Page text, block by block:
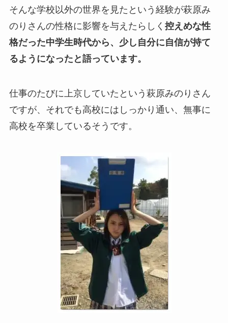
そんな学校以外の世界を見たという経験が萩原み
のりさんの性格に影響を与えたらしく 控えめな性
格だった中学生時代から、少し自分に自信が持て
るようになったと語っています。
仕事のたびに上京していたという萩原みのりさん
ですが、それでも高校にはしっかり通い、無事に
高校を卒業しているそうです。